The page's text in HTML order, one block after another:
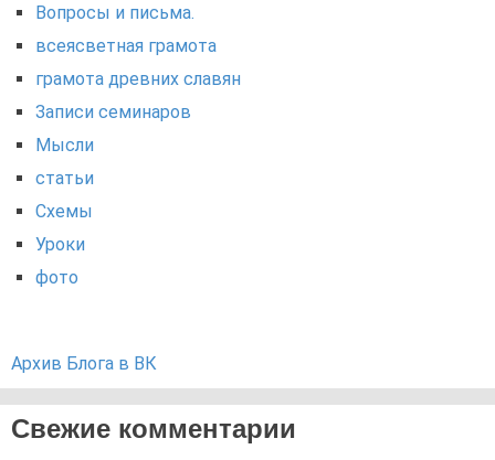
Вопросы и письма.
всеясветная грамота
грамота древних славян
Записи семинаров
Мысли
статьи
Схемы
Уроки
фото
Архив Блога в ВК
Свежие комментарии